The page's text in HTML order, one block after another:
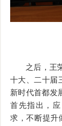
之后，王
十大、二十届
新时代首都发
首先指出，
求，不断提升